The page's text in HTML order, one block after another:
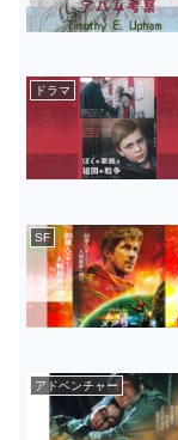
ドラマ
SF
アドベンチャー